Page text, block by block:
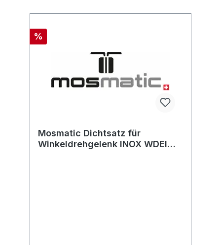
%
Mosmatic Dichtsatz für
Winkeldrehgelenk INOX WDEI